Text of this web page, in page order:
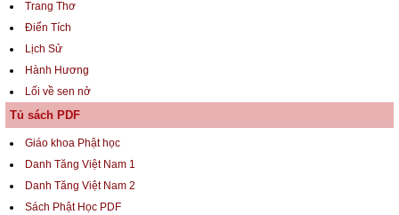
Trang Thơ
Điển Tích
Lịch Sử
Hành Hương
Lối về sen nở
Tủ sách PDF
Giáo khoa Phật học
Danh Tăng Việt Nam 1
Danh Tăng Việt Nam 2
Sách Phật Học PDF